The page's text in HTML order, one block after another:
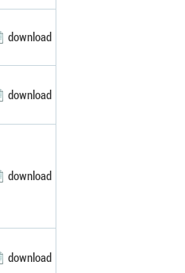
download
download
download
download